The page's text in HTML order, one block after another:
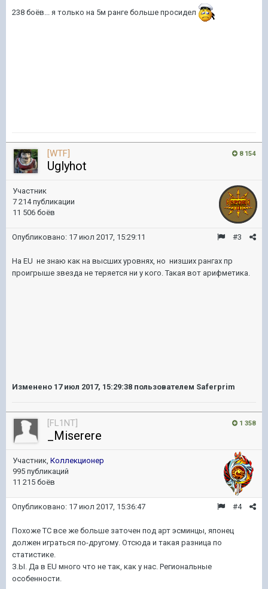
238 боёв... я только на 5м ранге больше просидел
8 154
[WTF]
Uglyhot
Участник
7 214 публикации
11 506 боёв
#3
Опубликовано: 17 июл 2017, 15:29:11
На EU не знаю как на высших уровнях, но низших рангах пр
проигрыше звезда не теряется ни у кого. Такая вот арифметика.
Изменено 17 июл 2017, 15:29:38 пользователем Saferprim
1 358
[FL1NT]
_Miserere
Участник, Коллекционер
995 публикаций
11 215 боёв
#4
Опубликовано: 17 июл 2017, 15:36:47
Похоже ТС все же больше заточен под арт эсминцы, японец
должен играться по-другому. Отсюда и такая разница по
статистике.
З.Ы. Да в EU много что не так, как у нас. Региональные
особенности.